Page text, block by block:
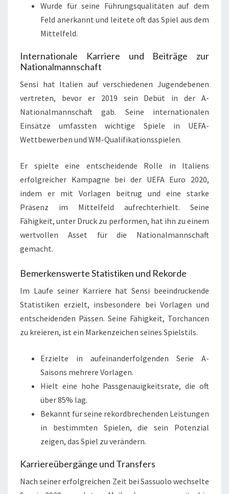
Wurde für seine Führungsqualitäten auf dem
Feld anerkannt und leitete oft das Spiel aus dem
Mittelfeld.
Internationale Karriere und Beiträge zur
Nationalmannschaft
Sensi hat Italien auf verschiedenen Jugendebenen
vertreten, bevor er 2019 sein Debüt in der A-
Nationalmannschaft gab. Seine internationalen
Einsätze umfassten wichtige Spiele in UEFA-
Wettbewerben und WM-Qualifikationsspielen.
Er spielte eine entscheidende Rolle in Italiens
erfolgreicher Kampagne bei der UEFA Euro 2020,
indem er mit Vorlagen beitrug und eine starke
Präsenz im Mittelfeld aufrechterhielt. Seine
Fähigkeit, unter Druck zu performen, hat ihn zu einem
wertvollen Asset für die Nationalmannschaft
gemacht.
Bemerkenswerte Statistiken und Rekorde
Im Laufe seiner Karriere hat Sensi beeindruckende
Statistiken erzielt, insbesondere bei Vorlagen und
entscheidenden Pässen. Seine Fähigkeit, Torchancen
zu kreieren, ist ein Markenzeichen seines Spielstils.
Erzielte in aufeinanderfolgenden Serie A-
Saisons mehrere Vorlagen.
Hielt eine hohe Passgenauigkeitsrate, die oft
über 85% lag.
Bekannt für seine rekordbrechenden Leistungen
in bestimmten Spielen, die sein Potenzial
zeigen, das Spiel zu verändern.
Karriereübergänge und Transfers
Nach seiner erfolgreichen Zeit bei Sassuolo wechselte